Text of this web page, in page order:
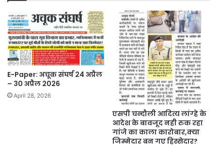
E-Paper: अचूक संघर्ष 24 अप्रैल
– 30 अप्रैल 2026
April 28, 2026
एसपी चन्दौली आदित्य लांग्हे के
आदेश के बावजूद नही रुक रहा
गांजे का काला कारोबार,क्या
जिम्मेदार बन गए हिस्सेदार?